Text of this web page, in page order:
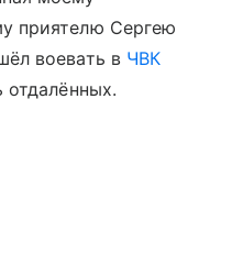
приятелю Сергею
воевать в ЧВК
отдалённых.